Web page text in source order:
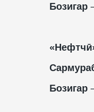
Бозигар
Бозигар